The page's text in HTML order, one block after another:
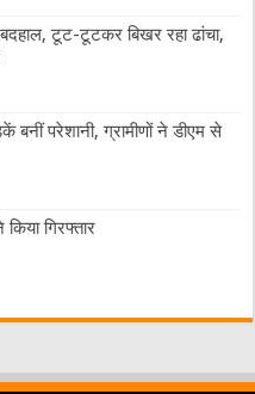
टूट-टूटकर बिखर रहा ढांचा,
परेशानी, ग्रामीणों ने डीएम से
गिरफ्तार